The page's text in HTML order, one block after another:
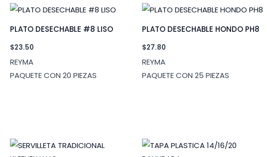
PLATO DESECHABLE #8 LISO
$23.50
REYMA
PAQUETE CON 20 PIEZAS
PLATO DESECHABLE HONDO PH8
$27.80
REYMA
PAQUETE CON 25 PIEZAS